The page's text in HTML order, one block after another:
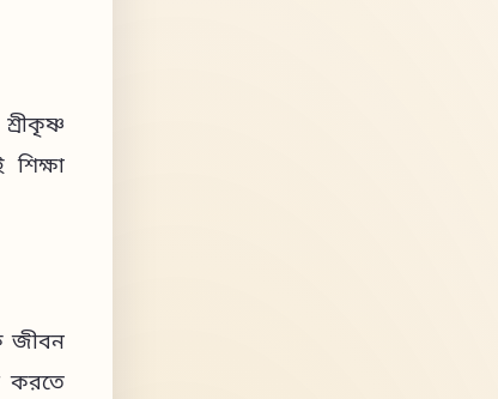
জীবন
করতে